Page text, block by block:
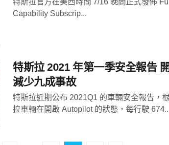
Capability Subscrip...
特斯拉 2021 年第一季安全報告
減少九成事故
特斯拉近期公布 2021Q1 的車輛安全報告，
拉車輛在開啟 Autopilot 的狀態，每行駛